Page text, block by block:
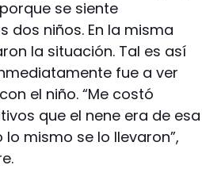
se siente
dos niños. En la misma
la situación. Tal es así
fue a ver
el niño. “Me costó
que el nene era de esa
mismo se lo llevaron”,